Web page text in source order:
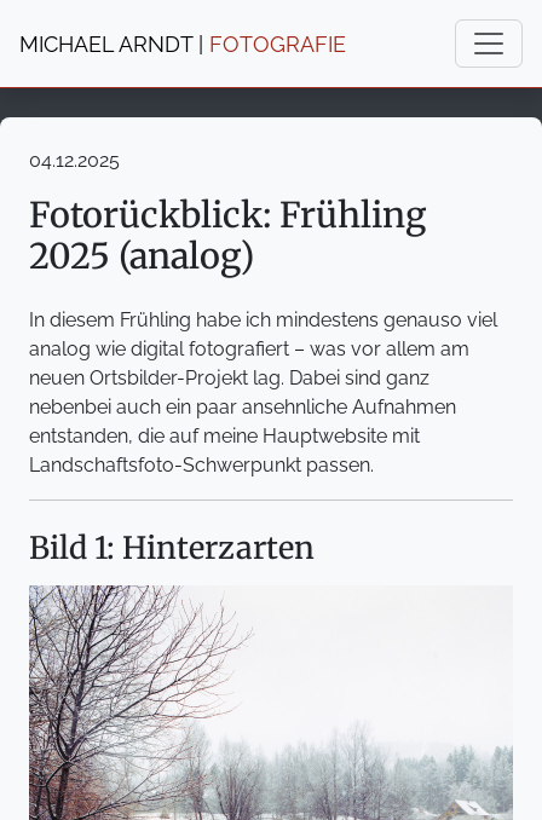
MICHAEL ARNDT | FOTOGRAFIE
04.12.2025
Fotorückblick: Frühling
2025 (analog)
In diesem Frühling habe ich mindestens genauso viel
analog wie digital fotografiert – was vor allem am
neuen Ortsbilder-Projekt lag. Dabei sind ganz
nebenbei auch ein paar ansehnliche Aufnahmen
entstanden, die auf meine Hauptwebsite mit
Landschaftsfoto-Schwerpunkt passen.
Bild 1: Hinterzarten